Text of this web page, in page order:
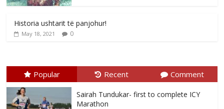
Historia ushtarit të panjohur!
May 18, 2021 0
Popular Recent Comment
Sairah Tundukar- first to complete ICY
Marathon